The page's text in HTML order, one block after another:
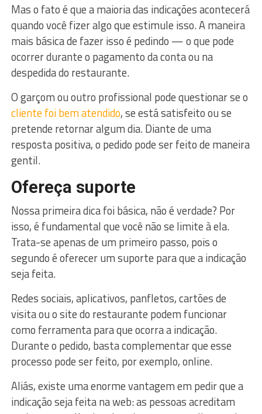
Mas o fato é que a maioria das indicações acontecerá
quando você fizer algo que estimule isso. A maneira
mais básica de fazer isso é pedindo — o que pode
ocorrer durante o pagamento da conta ou na
despedida do restaurante.
O garçom ou outro profissional pode questionar se o
cliente foi bem atendido, se está satisfeito ou se
pretende retornar algum dia. Diante de uma
resposta positiva, o pedido pode ser feito de maneira
gentil.
Ofereça suporte
Nossa primeira dica foi básica, não é verdade? Por
isso, é fundamental que você não se limite à ela.
Trata-se apenas de um primeiro passo, pois o
segundo é oferecer um suporte para que a indicação
seja feita.
Redes sociais, aplicativos, panfletos, cartões de
visita ou o site do restaurante podem funcionar
como ferramenta para que ocorra a indicação.
Durante o pedido, basta complementar que esse
processo pode ser feito, por exemplo, online.
Aliás, existe uma enorme vantagem em pedir que a
indicação seja feita na web: as pessoas acreditam